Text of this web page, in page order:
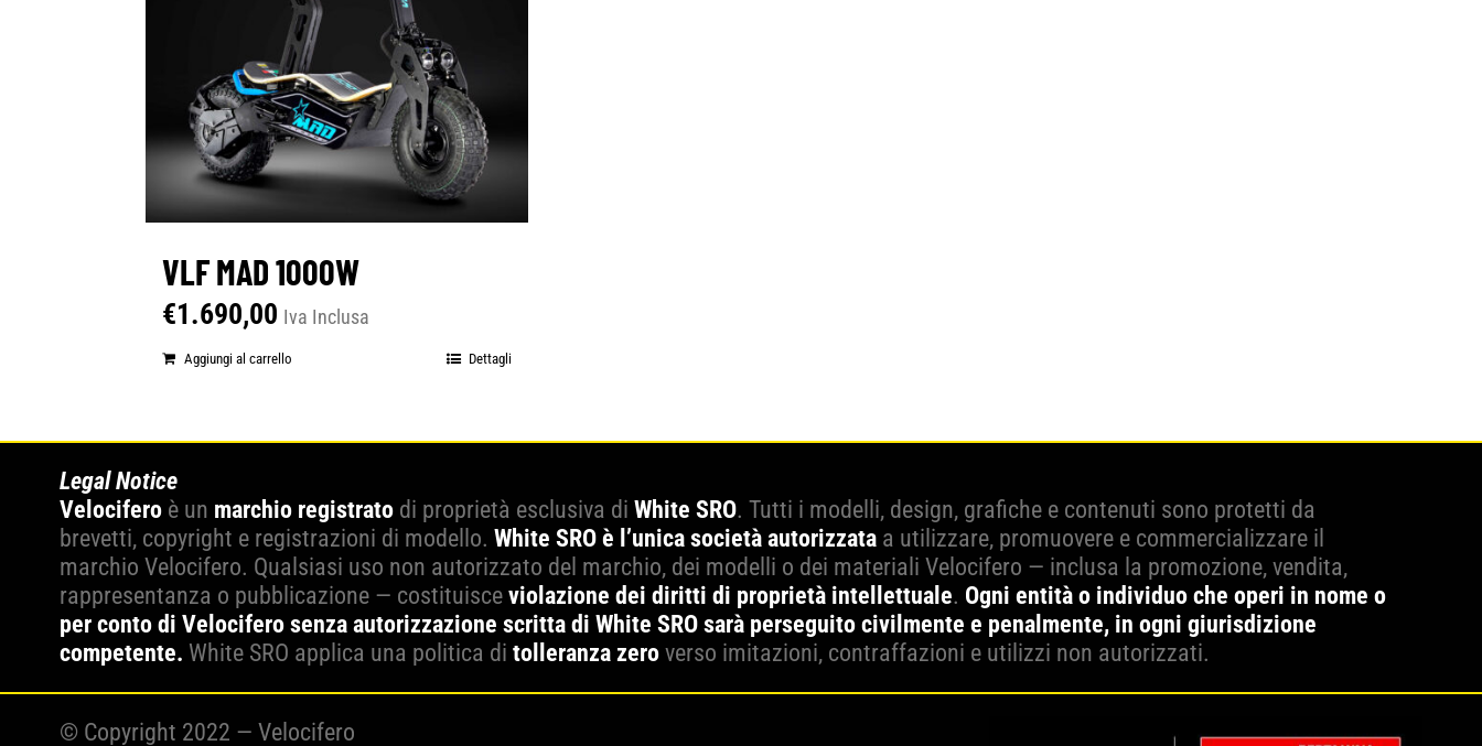
VLF MAD 1000W
€1.690,00 Iva Inclusa
Aggiungi al carrello Dettagli
Legal Notice
Velocifero è un marchio registrato di proprietà esclusiva di White SRO. Tutti i modelli, design, grafiche e contenuti sono protetti da
brevetti, copyright e registrazioni di modello. White SRO è l’unica società autorizzataa utilizzare, promuovere e commercializzare il
marchio Velocifero. Qualsiasi uso non autorizzato del marchio, dei modelli o dei materiali Velocifero — inclusa la promozione, vendita,
rappresentanza o pubblicazione — costituisce violazione dei diritti di proprietà intellettuale. Ogni entità o individuo che operi in nome o
per conto di Velocifero senza autorizzazione scritta di White SRO sarà perseguito civilmente e penalmente, in ogni giurisdizione
competente. White SRO applica una politica di tolleranza zero verso imitazioni, contraffazioni e utilizzi non autorizzati.
© Copyright 2022 — Velocifero